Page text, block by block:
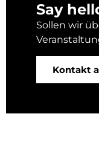
Say
Sollen wir
Kontakt